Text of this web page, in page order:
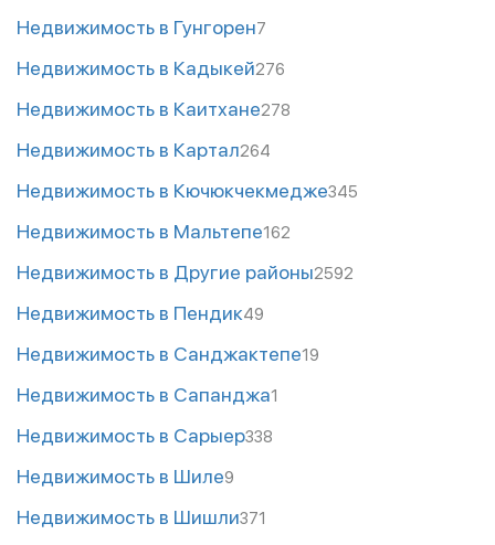
Недвижимость в Гунгорен7
Недвижимость в Кадыкей276
Недвижимость в Каитхане278
Недвижимость в Картал264
Недвижимость в Кючюкчекмедже345
Недвижимость в Мальтепе162
Недвижимость в Другие районы2592
Недвижимость в Пендик49
Недвижимость в Санджактепе19
Недвижимость в Сапанджа1
Недвижимость в Сарыер338
Недвижимость в Шиле9
Недвижимость в Шишли371